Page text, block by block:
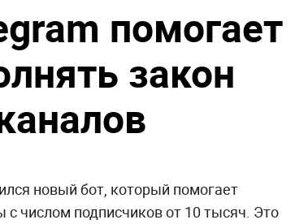
помогает
закон
новый бот, который помогает
числом подписчиков от 10 тысяч. Это